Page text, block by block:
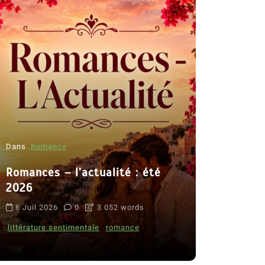
Dans Romance
Romances – l’actualité : été
2026
6 Juil 2026 0 3 052 words
littérature sentimentale romance